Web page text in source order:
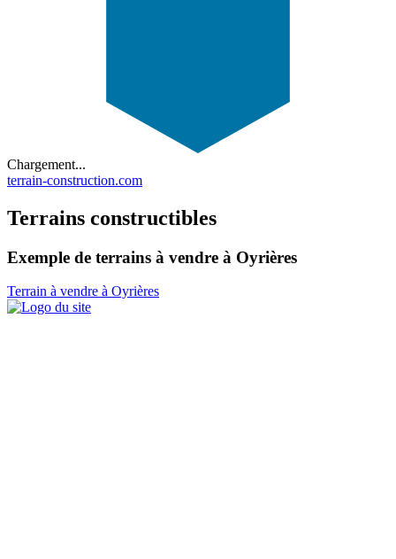
Chargement...
terrain-construction.com
Terrains constructibles
Exemple de terrains à vendre à Oyrières
Terrain à vendre à Oyrières